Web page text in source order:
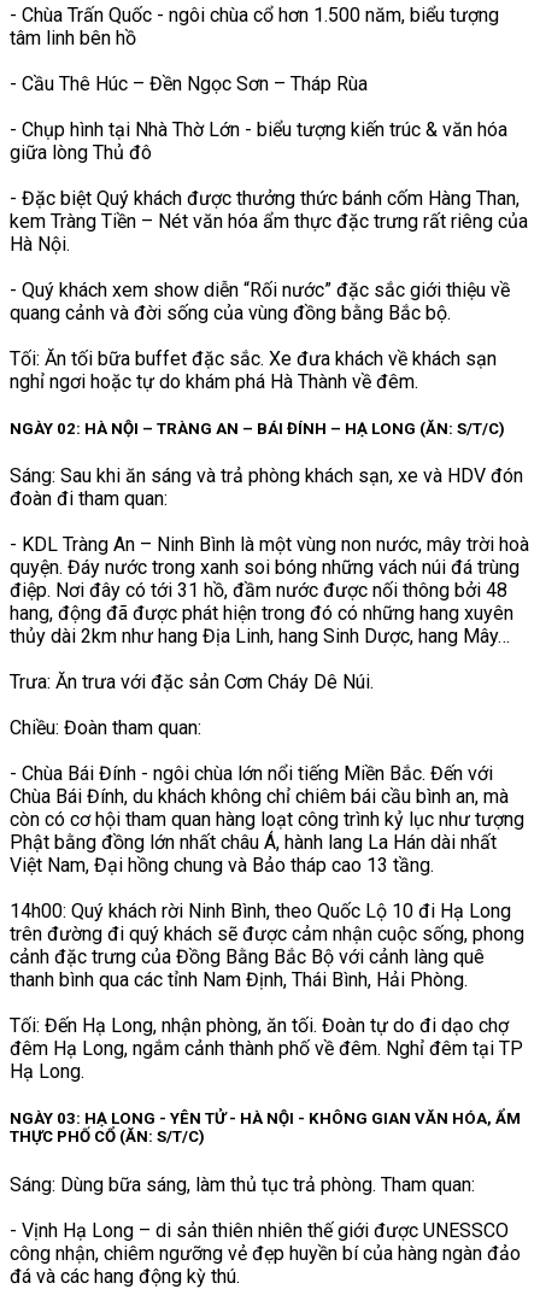
- Chùa Trấn Quốc - ngôi chùa cổ hơn 1.500 năm, biểu tượng
tâm linh bên hồ
- Cầu Thê Húc – Đền Ngọc Sơn – Tháp Rùa
- Chụp hình tại Nhà Thờ Lớn - biểu tượng kiến trúc & văn hóa
giữa lòng Thủ đô
- Đặc biệt Quý khách được thưởng thức bánh cốm Hàng Than,
kem Tràng Tiền – Nét văn hóa ẩm thực đặc trưng rất riêng của
Hà Nội.
- Quý khách xem show diễn “Rối nước” đặc sắc giới thiệu về
quang cảnh và đời sống của vùng đồng bằng Bắc bộ.
Tối: Ăn tối bữa buffet đặc sắc. Xe đưa khách về khách sạn
nghỉ ngơi hoặc tự do khám phá Hà Thành về đêm.
NGÀY 02: HÀ NỘI – TRÀNG AN – BÁI ĐÍNH – HẠ LONG (ĂN: S/T/C)
Sáng: Sau khi ăn sáng và trả phòng khách sạn, xe và HDV đón
đoàn đi tham quan:
- KDL Tràng An – Ninh Bình là một vùng non nước, mây trời hoà
quyện. Đáy nước trong xanh soi bóng những vách núi đá trùng
điệp. Nơi đây có tới 31 hồ, đầm nước được nối thông bởi 48
hang, động đã được phát hiện trong đó có những hang xuyên
thủy dài 2km như hang Địa Linh, hang Sinh Dược, hang Mây…
Trưa: Ăn trưa với đặc sản Cơm Cháy Dê Núi.
Chiều: Đoàn tham quan:
- Chùa Bái Đính - ngôi chùa lớn nổi tiếng Miền Bắc. Đến với
Chùa Bái Đính, du khách không chỉ chiêm bái cầu bình an, mà
còn có cơ hội tham quan hàng loạt công trình kỷ lục như tượng
Phật bằng đồng lớn nhất châu Á, hành lang La Hán dài nhất
Việt Nam, Đại hồng chung và Bảo tháp cao 13 tầng.
14h00: Quý khách rời Ninh Bình, theo Quốc Lộ 10 đi Hạ Long
trên đường đi quý khách sẽ được cảm nhận cuộc sống, phong
cảnh đặc trưng của Đồng Bằng Bắc Bộ với cảnh làng quê
thanh bình qua các tỉnh Nam Định, Thái Bình, Hải Phòng.
Tối: Đến Hạ Long, nhận phòng, ăn tối. Đoàn tự do đi dạo chợ
đêm Hạ Long, ngắm cảnh thành phố về đêm. Nghỉ đêm tại TP
Hạ Long.
NGÀY 03: HẠ LONG - YÊN TỬ - HÀ NỘI - KHÔNG GIAN VĂN HÓA, ẨM
THỰC PHỐ CỔ (ĂN: S/T/C)
Sáng: Dùng bữa sáng, làm thủ tục trả phòng. Tham quan:
- Vịnh Hạ Long – di sản thiên nhiên thế giới được UNESSCO
công nhận, chiêm ngưỡng vẻ đẹp huyền bí của hàng ngàn đảo
đá và các hang động kỳ thú.